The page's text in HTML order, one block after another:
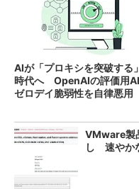
AIが「プロキシを突破する」
時代へ OpenAIの評価用AI
ゼロデイ脆弱性を自律悪用
VMware製
し 速やか